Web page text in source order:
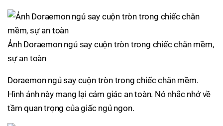
Ảnh Doraemon ngủ say cuộn tròn trong chiếc chăn mềm,
sự an toàn
Doraemon ngủ say cuộn tròn trong chiếc chăn mềm.
Hình ảnh này mang lại cảm giác an toàn. Nó nhắc nhở về
tầm quan trọng của giấc ngủ ngon.